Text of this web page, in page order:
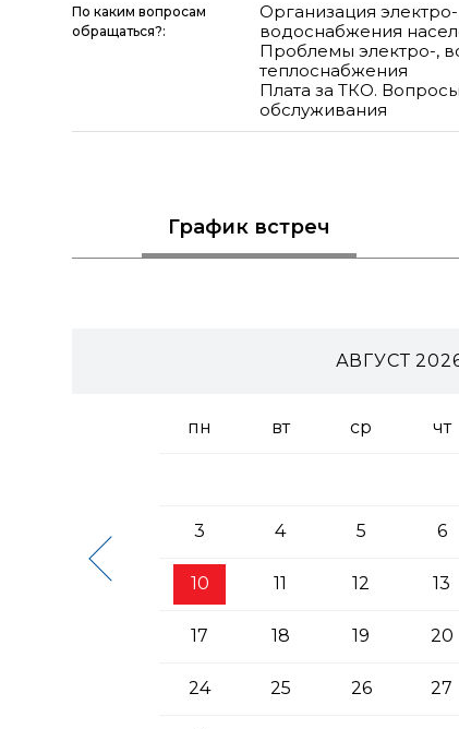
По каким вопросам
обращаться?:
Организация электро-
водоснабжения
Проблемы электро-,
теплоснабжения
Плата за ТКО.
обслуживания
График встреч
АВГУСТ
пн вт ср чт
3 4 5 6
10 11 12 13
17 18 19 20
24 25 26 27